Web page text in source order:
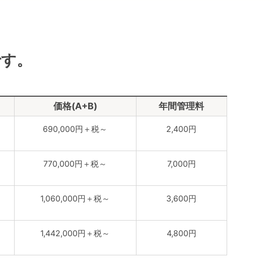
。
価格(A+B) 年間管理料
690,000円＋税～ 2,400円
770,000円＋税～ 7,000円
1,060,000円＋税～ 3,600円
1,442,000円＋税～ 4,800円